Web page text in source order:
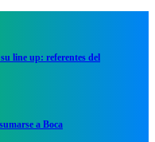
line up: referentes del
a Boca